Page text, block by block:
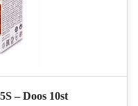
– Doos 10st